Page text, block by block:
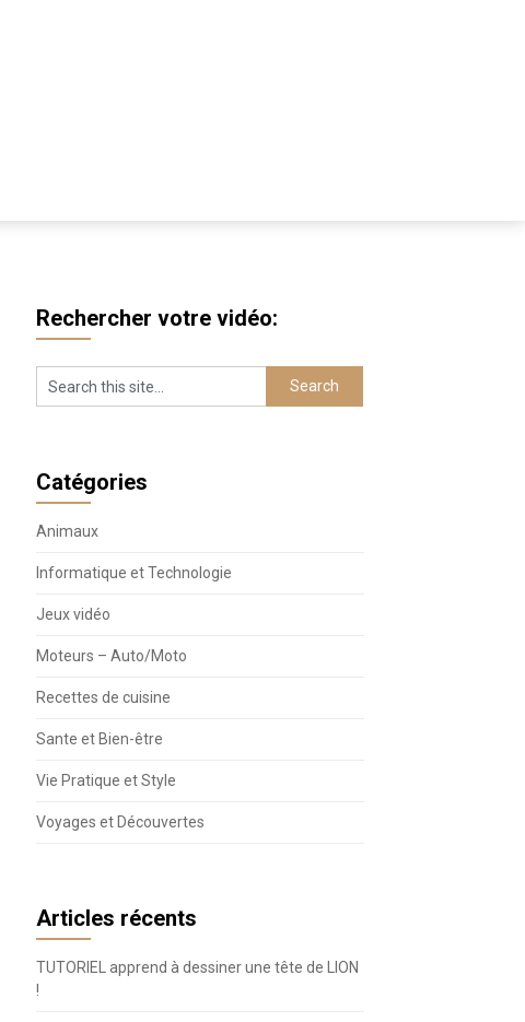
Rechercher votre vidéo:
Catégories
Animaux
Informatique et Technologie
Jeux vidéo
Moteurs – Auto/Moto
Recettes de cuisine
Sante et Bien-être
Vie Pratique et Style
Voyages et Découvertes
Articles récents
TUTORIEL apprend à dessiner une tête de LION
!